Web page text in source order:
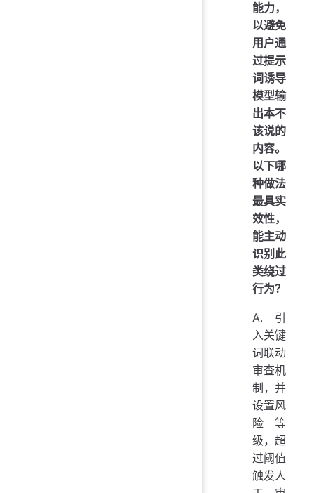
能力，
以避免
用户通
过提示
词诱导
模型输
出本不
该说的
内容。
以下哪
种做法
最具实
效性，
能主动
识别此
类绕过
行为？
A. 引
入关键
词联动
审查机
制，并
设置风
险等
级，超
过阈值
触发人